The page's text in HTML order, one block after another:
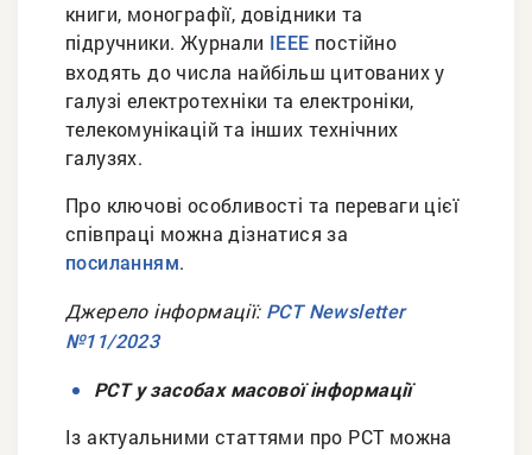
книги, монографії, довідники та
підручники. Журнали
IEEE постійно
входять до числа найбільш цитованих у
галузі електротехніки та електроніки,
телекомунікацій та інших технічних
галузях.
Про ключові особливості та переваги цієї
співпраці можна дізнатися за
посиланням.
Джерело інформації: PCT Newsletter
№11/2023
РСТ у засобах масової інформації
Із актуальними статтями про РСТ можна